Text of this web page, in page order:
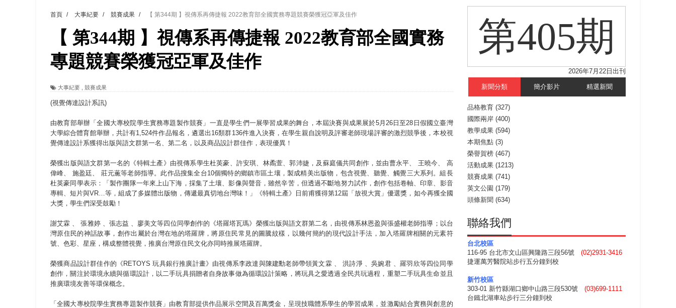
【 第404期 】此夏，向未來！ 中國科大新竹畢典青銀共學、逐夢啟航
領航AI創先例！ 數媒系錄音室獲「杜比全景聲」與「Wwise」雙認證
觀管系展現跨域創新與實作育人成效 AI智慧餐飲管家獲全國第二名
學務處舉辦「董事長『聊』心室」 上官董事長與青年學子溫馨對談 傳遞品格與智慧力量
成人之美成就學生夢想 菁英學程陪伴財金系學生蛻變成金融新星
首頁 / 大事紀要 / 競賽成果 / 【 第344期 】視傳系再傳捷報 2022教育部全國實務專題競賽榮獲冠亞軍及佳作
【 第344期 】視傳系再傳捷報 2022教育部全國實務
專題競賽榮獲冠亞軍及佳作
大事紀要 競賽成果
(視覺傳達設計系訊)
由教育部舉辦「全國大專校院學生實務專題製作競賽」一直是學生們一展學習成果的舞台，本屆決賽與成果展於5月26日至28日假國立臺灣
大學綜合體育館舉辦，共計有1,524件作品報名，遴選出16類群136件進入決賽，在學生親自說明及評審老師現場評審的激烈競爭後，本校視
覺傳達設計系獲得出版與語文群第一名、第二名，以及商品設計群佳作，表現優異！
榮獲出版與語文群第一名的《特輯土產》由視傳系學生杜英豪、許安琪、林矞萱、郭沛婕，及蘇庭儀共同創作，並由曹永平、 王曉今、 高
偉峰、 施盈廷、 莊元薫等老師指導。此作品搜集全台10個獨特的鄉鎮市區土壤，製成精美出版物，包含視覺、聽覺、觸覺三大系列。組長
杜英豪同學表示：「製作團隊一年來上山下海，採集了土壤、影像與聲音，雖然辛苦，但透過不斷地努力試作，創作包括卷軸、印章、影音
專輯、短片與VR…等，組成了多媒體出版物，傳遞最真切地台灣味！」《特輯土產》日前甫獲得第12屆「放視大賞」優選獎，如今再獲全國
大獎，學生們深受鼓勵！
謝艾霖 、 張雅婷 、張志益 、廖美文等四位同學創作的《塔羅塔瓦瑪》榮獲出版與語文群第二名，由視傳系林恩盈與張盛權老師指導；以台
灣原住民的神話故事，創作出屬於台灣在地的塔羅牌，將原住民常見的圖騰紋樣，以幾何簡約的現代設計手法，加入塔羅牌相關的元素符
號、色彩、星座，構成整體視覺，推廣台灣原住民文化亦同時推展塔羅牌。
榮獲商品設計群佳作的《RETOYS 玩具銀行推廣計畫》由視傳系李政達與陳建勳老師帶領黃文霖 、 洪詩淨 、吳婉君 、羅羽欣等四位同學
創作，關注於環境永續與循環設計，以二手玩具捐贈者自身故事做為循環設計策略，將玩具之愛透過全民共玩過程，重塑二手玩具生命並且
推廣環境友善等環保概念。
「全國大專校院學生實務專題製作競賽」由教育部提供作品展示空間及百萬獎金，呈現技職體系學生的學習成果，並激勵結合實務與創意的
第405期
2026年7月22日出刊
新聞分類 簡介影片 精選新聞
品格教育 (327)
國際兩岸 (400)
教學成果 (594)
本期焦點 (3)
榮譽賀榜 (467)
活動成果 (1213)
競賽成果 (741)
英文公園 (179)
頭條新聞 (634)
聯絡我們
台北校區
116-95 台北市文山區興隆路三段56號 (02)2931-3416
捷運萬芳醫院站步行五分鐘到校
新竹校區
303-01 新竹縣湖口鄉中山路三段530號 (03)699-1111
台鐵北湖車站步行三分鐘到校